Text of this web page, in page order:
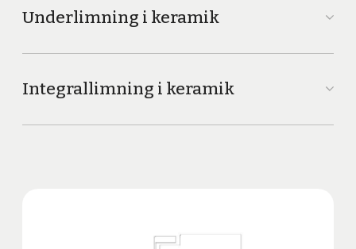
Underlimning i keramik
Integrallimning i keramik